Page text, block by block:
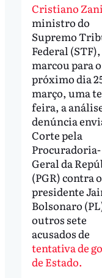
Cristiano
ministro do
Supremo
Federal (STF),
marcou para o
próximo dia
março, uma
feira, a
denúncia
Corte pela
Procuradoria-
Geral da
(PGR) contra
presidente
Bolsonaro
outros sete
acusados de
tentativa de
de Estado.